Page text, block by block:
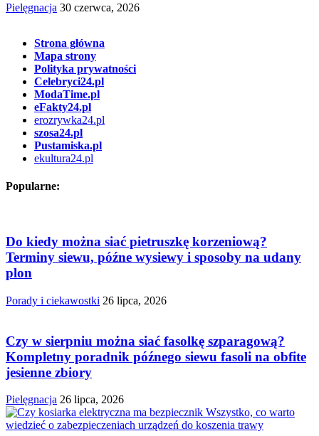
Pielęgnacja 30 czerwca, 2026
Strona główna
Mapa strony
Polityka prywatności
Celebryci24.pl
ModaTime.pl
eFakty24.pl
erozrywka24.pl
szosa24.pl
Pustamiska.pl
ekultura24.pl
Popularne:
Do kiedy można siać pietruszkę korzeniową?
Terminy siewu, późne wysiewy i sposoby na udany
plon
Porady i ciekawostki 26 lipca, 2026
Czy w sierpniu można siać fasolkę szparagową?
Kompletny poradnik późnego siewu fasoli na obfite
jesienne zbiory
Pielęgnacja 26 lipca, 2026